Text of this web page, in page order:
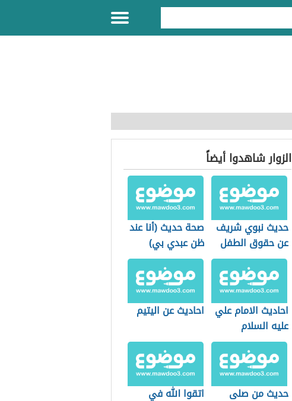
الزوار شاهدوا أيضاً
حديث نبوي شريف
عن حقوق الطفل
صحة حديث (أنا عند
ظن عبدي بي)
احاديث الامام علي
عليه السلام
احاديث عن اليتيم
حديث من صلى
اتقوا الله في